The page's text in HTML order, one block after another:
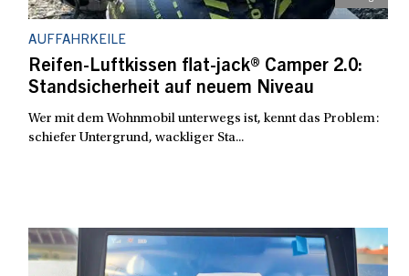
AUFFAHRKEILE
Reifen-Luftkissen flat-jack® Camper 2.0:
Standsicherheit auf neuem Niveau
Wer mit dem Wohnmobil unterwegs ist, kennt das Problem:
schiefer Untergrund, wackliger Sta...